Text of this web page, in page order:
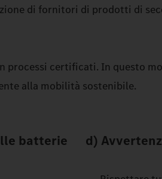
di fornitori di prodotti di
certificati. In questo
alla mobilità sostenibile.
batterie
d)